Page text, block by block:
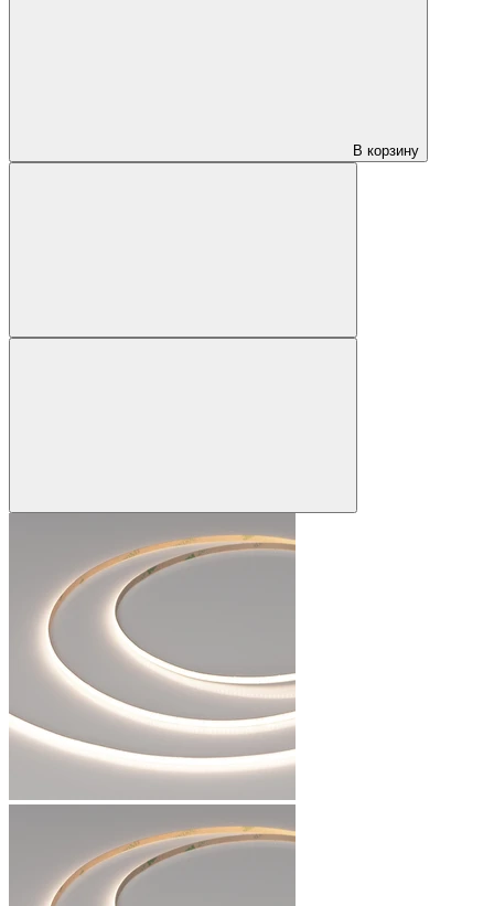
В корзину